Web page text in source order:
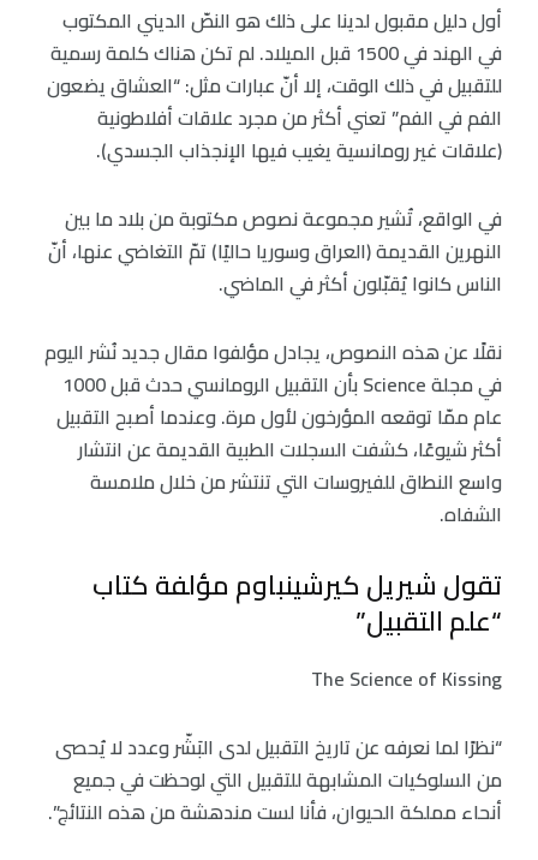
أول دليل مقبول لدينا على ذلك هو النصّ الديني المكتوب
في الهند في 1500 قبل الميلاد. لم تكن هناك كلمة رسمية
للتقبيل في ذلك الوقت، إلا أنّ عبارات مثل: “العشاق يضعون
الفم في الفم” تعني أكثر من مجرد علاقات أفلاطونية
(علاقات غير رومانسية يغيب فيها الإنجذاب الجسدي).
في الواقع، تُشير مجموعة نصوص مكتوبة من بلاد ما بين
النهرين القديمة (العراق وسوريا حاليًا) تمّ التغاضي عنها، أنّ
الناس كانوا يُقبّلون أكثر في الماضي.
نقلًا عن هذه النصوص، يجادل مؤلفوا مقال جديد نُشر اليوم
في مجلة Science بأن التقبيل الرومانسي حدث قبل 1000
عام ممّا توقعه المؤرخون لأول مرة. وعندما أصبح التقبيل
أكثر شيوعًا، كشفت السجلات الطبية القديمة عن انتشار
واسع النطاق للفيروسات التي تنتشر من خلال ملامسة
الشفاه.
تقول شيريل كيرشينباوم مؤلفة كتاب
“علم التقبيل”
The Science of Kissing
“نظرًا لما نعرفه عن تاريخ التقبيل لدى البَشّر وعدد لا يُحصى
من السلوكيات المشابهة للتقبيل التي لوحظت في جميع
أنحاء مملكة الحيوان، فأنا لست مندهشة من هذه النتائج”.